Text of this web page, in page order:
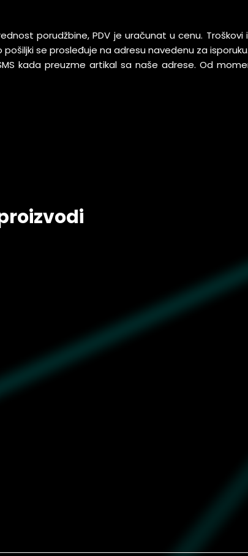
porudžbine, PDV je uračunat u cenu.
se prosleđuje na adresu navedenu za
kada preuzme artikal sa naše adrese. Od